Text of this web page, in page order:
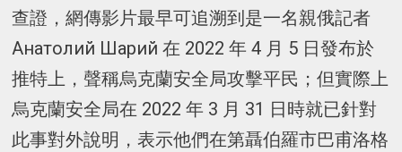
查證，網傳影片最早可追溯到是一名親俄記者
Анатолий Шарий 在 2022 年 4 月 5 日發布於
推特上，聲稱烏克蘭安全局攻擊平民；但實際上
烏克蘭安全局在 2022 年 3 月 31 日時就已針對
此事對外說明，表示他們在第聶伯羅市巴甫洛格